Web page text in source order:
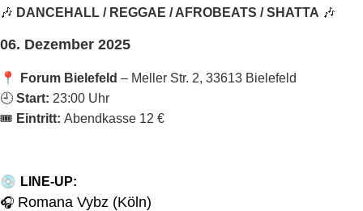
🎶 DANCEHALL / REGGAE / AFROBEATS / SHATTA 🎶
06. Dezember 2025
📍 Forum Bielefeld – Meller Str. 2, 33613 Bielefeld
🕘 Start: 23:00 Uhr
🎟 Eintritt: Abendkasse 12 €
💿 LINE-UP:
🎧 Romana Vybz (Köln)